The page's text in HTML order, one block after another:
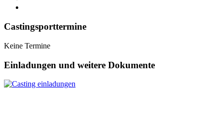
Castingsporttermine
Keine Termine
Einladungen und weitere Dokumente